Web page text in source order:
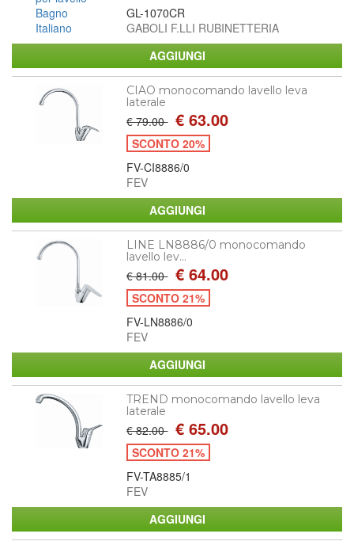
GL-1070CR
GABOLI F.LLI RUBINETTERIA
CIAO monocomando lavello leva
laterale
€ 79.00 € 63.00
SCONTO 20%
FV-CI8886/0
FEV
LINE LN8886/0 monocomando
lavello lev...
€ 81.00 € 64.00
SCONTO 21%
FV-LN8886/0
FEV
TREND monocomando lavello leva
laterale
€ 82.00 € 65.00
SCONTO 21%
FV-TA8885/1
FEV